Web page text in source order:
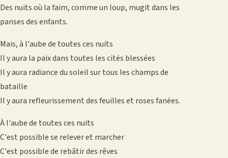
Des nuits où la faim, comme un loup, mugit dans les
panses des enfants.
Mais, à l'aube de toutes ces nuits
Il y aura la paix dans toutes les cités blessées
Il y aura radiance du soleil sur tous les champs de
bataille
Il y aura refleurissement des feuilles et roses fanées.
À l'aube de toutes ces nuits
C'est possible se relever et marcher
C'est possible de rebâtir des rêves